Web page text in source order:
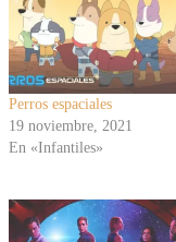
Perros espaciales
19 noviembre, 2021
En «Infantiles»